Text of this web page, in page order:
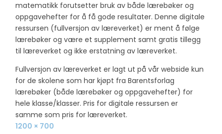
matematikk forutsetter bruk av både lærebøker og
oppgavehefter for å få gode resultater. Denne digitale
ressursen (fullversjon av læreverket) er ment å følge
lærebøker og være et supplement samt gratis tillegg
til læreverket og ikke erstatning av læreverket.
Fullversjon av læreverket er lagt ut på vår webside kun
for de skolene som har kjøpt fra Barentsforlag
lærebøker (både lærebøker og oppgavehefter) for
hele klasse/klasser. Pris for digitale ressursen er
samme som pris for læreverket.
Full
1200 × 700